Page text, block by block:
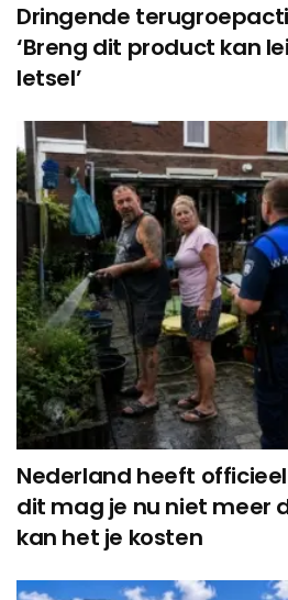
Dringende
‘Breng dit product kan
letsel’
Nederland heeft
dit mag je nu niet meer
kan het je kosten